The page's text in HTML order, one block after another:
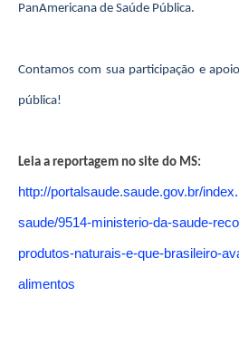
PanAmericana de Saúde Pública.
Contamos com sua participação e
pública!
Leia a reportagem no site do MS:
http://portalsaude.saude.gov.br/
saude/9514-ministerio-da-saude-
produtos-naturais-e-que-brasileiro-
alimentos